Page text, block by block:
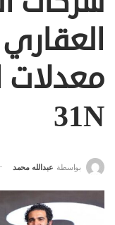
معدلات
31N
بواسطة عبدالله محمد